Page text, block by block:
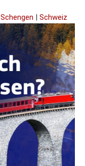
Schengen | Schweiz